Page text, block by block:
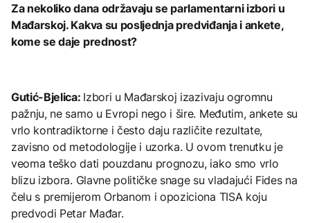
Rihanna radi na novom
albumu
Za nekoliko dana održavaju se parlamentarni izbori u
Mađarskoj. Kakva su posljednja predviđanja i ankete,
kome se daje prednost?
Gutić-Bjelica: Izbori u Mađarskoj izazivaju ogromnu
pažnju, ne samo u Evropi nego i šire. Međutim, ankete su
vrlo kontradiktorne i često daju različite rezultate,
zavisno od metodologije i uzorka. U ovom trenutku je
veoma teško dati pouzdanu prognozu, iako smo vrlo
blizu izbora. Glavne političke snage su vladajući Fides na
čelu s premijerom Orbanom i opoziciona TISA koju
predvodi Petar Mađar.